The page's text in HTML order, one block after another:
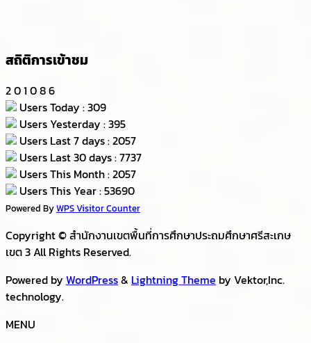
สถิติการเข้าชม
201 086
Users Today : 309
Users Yesterday : 395
Users Last 7 days : 2057
Users Last 30 days : 7737
Users This Month : 2057
Users This Year : 53690
Powered ByWPS Visitor Counter
Copyright © สำนักงานเขตพื้นที่การศึกษาประถมศึกษาศรีสะเกษ
เขต 3 All Rights Reserved.
Powered by WordPress& Lightning Theme by Vektor,Inc.
technology.
MENU